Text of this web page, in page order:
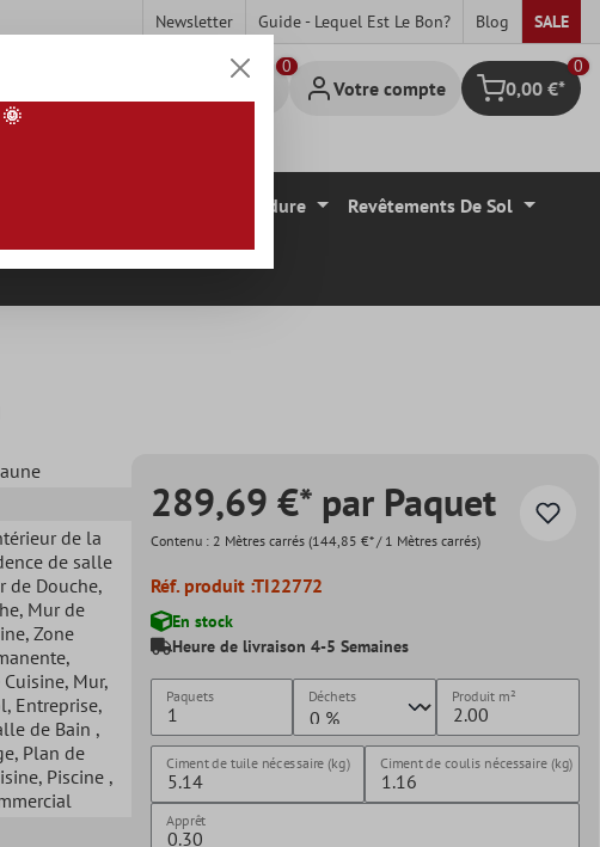
Newsletter Guide - Lequel Est Le Bon? Blog SALE
Votre compte Panier
0
0,00 €*
Carrelage Mural Bordure Revêtements De Sol
de la
de salle
de Douche,
, Mur de
, Zone
,
Cuisine, Mur,
, Entreprise,
de Bain ,
, Plan de
, Piscine ,
289,69 €* par Paquet
Contenu : 2 Mètres carrés (144,85 €* / 1 Mètres carrés)
Réf. produit :TI22772
En stock
Heure de livraison 4-5 Semaines
Paquets Déchets Produit m²
Ciment de tuile nécessaire (kg) Ciment de coulis nécessaire (kg)
Apprêt